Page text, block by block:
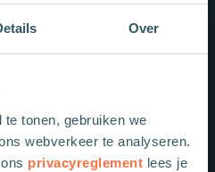
Over
tonen, gebruiken we
webverkeer te analyseren.
privacyreglement lees je